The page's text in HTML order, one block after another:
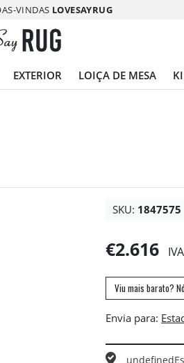
VINDAS LOVESAYRUG
EXTERIOR LOIÇA DE MESA
SKU: 1847575
€2.616
Viu mais barato?
Envia para:
undefined